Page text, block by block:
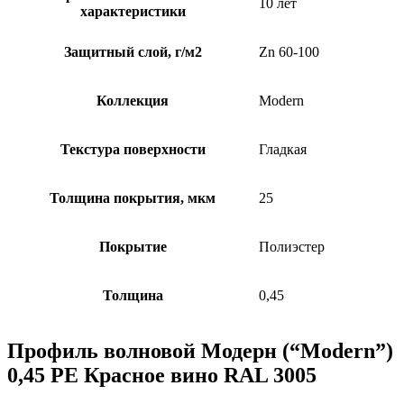
характеристики
10 лет
Защитный слой, г/м2 Zn 60-100
Коллекция Modern
Текстура поверхности Гладкая
Толщина покрытия, мкм 25
Покрытие Полиэстер
Толщина 0,45
Профиль волновой Модерн (“Modern”)
0,45 PE Красное вино RAL 3005